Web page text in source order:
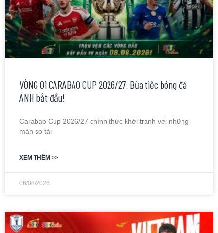
VÒNG 01 CARABAO CUP 2026/27: Bữa tiệc bóng đá
ANH bắt đầu!
Carabao Cup 2026/27 chính thức khởi tranh với những
màn so tài
XEM THÊM >>
06/08/2026